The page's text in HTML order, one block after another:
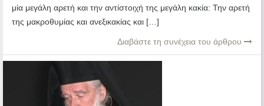
μία μεγάλη αρετή και την αντίστοιχή της μεγάλη κακία: Την αρετή
της μακροθυμίας και ανεξικακίας και […]
Διαβάστε τη συνέχεια του άρθρου